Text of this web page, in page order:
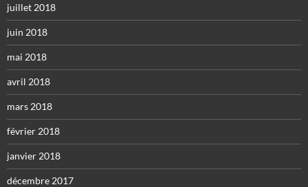
juillet 2018
juin 2018
mai 2018
avril 2018
mars 2018
février 2018
janvier 2018
décembre 2017